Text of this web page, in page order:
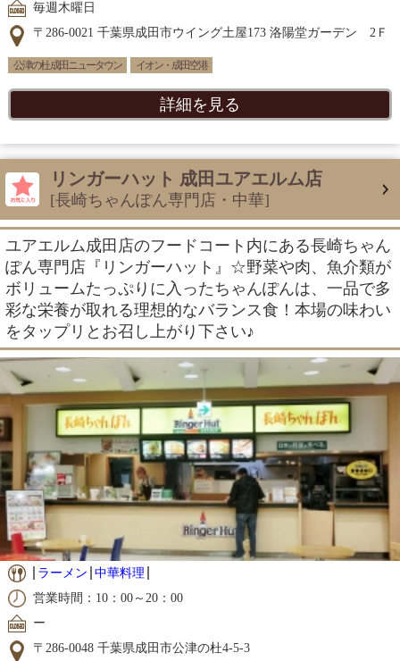
毎週木曜日
〒286-0021 千葉県成田市ウイング土屋173 洛陽堂ガーデン 2Ｆ
公津の杜 成田ニュータウン イオン・成田空港
詳細を見る
リンガーハット 成田ユアエルム店
[長崎ちゃんぽん専門店・中華]
ユアエルム成田店のフードコート内にある長崎ちゃん
ぽん専門店『リンガーハット』☆野菜や肉、魚介類が
ボリュームたっぷりに入ったちゃんぽんは、一品で多
彩な栄養が取れる理想的なバランス食！本場の味わい
をタップリとお召し上がり下さい♪
ラーメン 中華料理
営業時間：10：00～20：00
ー
〒286-0048 千葉県成田市公津の杜4-5-3